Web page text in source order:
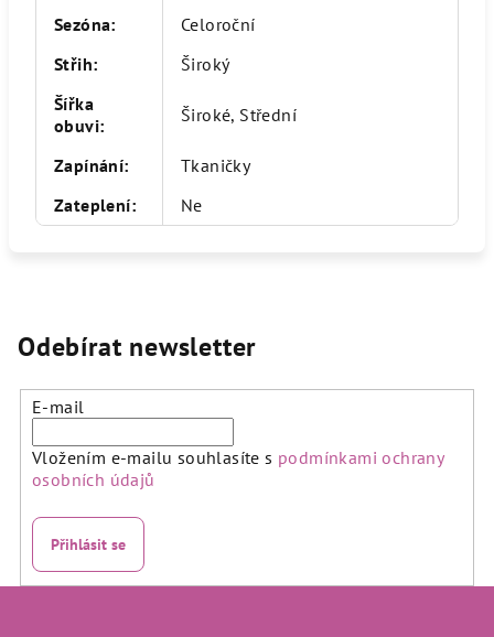
Sezóna:
Celoroční
Střih:
Široký
Šířka
obuvi: Široké, Střední
Zapínání:
Tkaničky
Zateplení: Ne
Odebírat newsletter
E-mail
Vložením e-mailu souhlasíte s podmínkami ochrany
osobních údajů
Přihlásit se